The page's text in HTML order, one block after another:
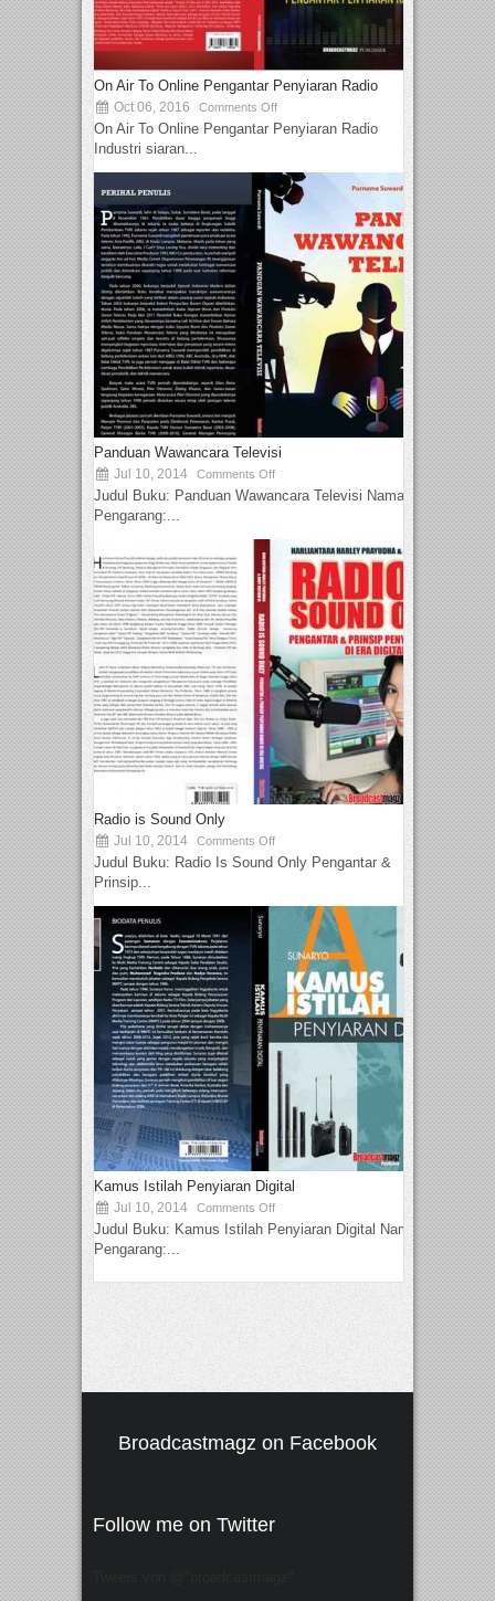
On Air To Online Pengantar Penyiaran Radio
Oct 06, 2016 Comments Off
On Air To Online Pengantar Penyiaran Radio
Industri siaran...
Panduan Wawancara Televisi
Jul 10, 2014 Comments Off
Judul Buku: Panduan Wawancara Televisi Nama
Pengarang:...
Radio is Sound Only
Jul 10, 2014 Comments Off
Judul Buku: Radio Is Sound Only Pengantar &
Prinsip...
Kamus Istilah Penyiaran Digital
Jul 10, 2014 Comments Off
Judul Buku: Kamus Istilah Penyiaran Digital Nama
Pengarang:...
Broadcastmagz on Facebook
Follow me on Twitter